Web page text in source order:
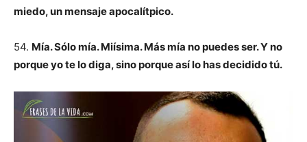
miedo, un mensaje apocalítpico.
54. Mía. Sólo mía. Miísima. Más mía no puedes ser. Y no
porque yo te lo diga, sino porque así lo has decidido tú.